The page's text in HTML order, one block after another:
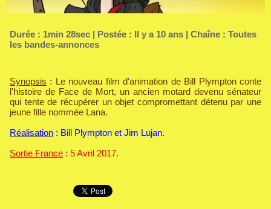
Durée : 1min 28sec | Postée : Il y a 10 ans | Chaîne : Toutes
les bandes-annonces
Synopsis : Le nouveau film d'animation de Bill Plympton conte
l'histoire de Face de Mort, un ancien motard devenu sénateur
qui tente de récupérer un objet compromettant détenu par une
jeune fille nommée Lana.
Réalisation : Bill Plympton et Jim Lujan.
Sortie France : 5 Avril 2017.